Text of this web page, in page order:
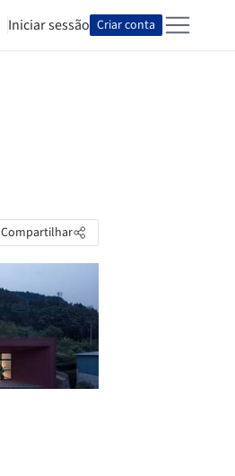
Iniciar sessão Criar conta
Compartilhar